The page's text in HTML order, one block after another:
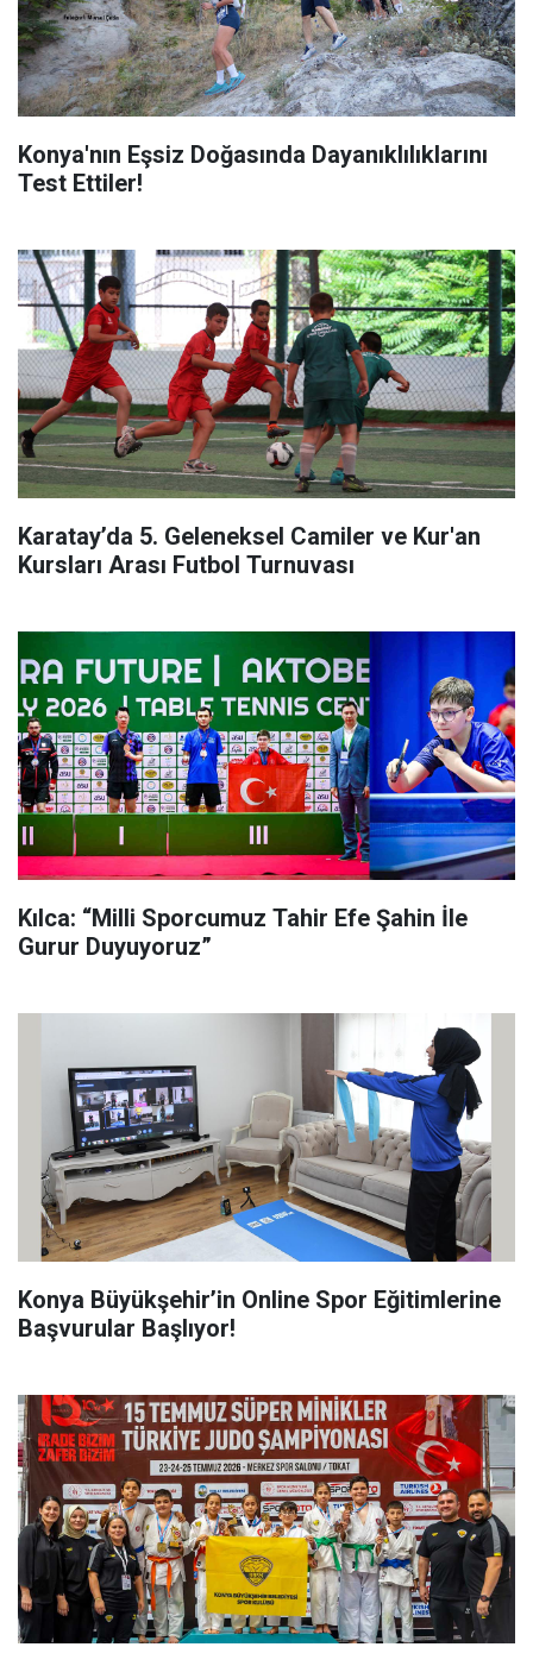
Konya'nın Eşsiz Doğasında Dayanıklılıklarını
Test Ettiler!
Karatay’da 5. Geleneksel Camiler ve Kur'an
Kursları Arası Futbol Turnuvası
Kılca: “Milli Sporcumuz Tahir Efe Şahin İle
Gurur Duyuyoruz”
Konya Büyükşehir’in Online Spor Eğitimlerine
Başvurular Başlıyor!